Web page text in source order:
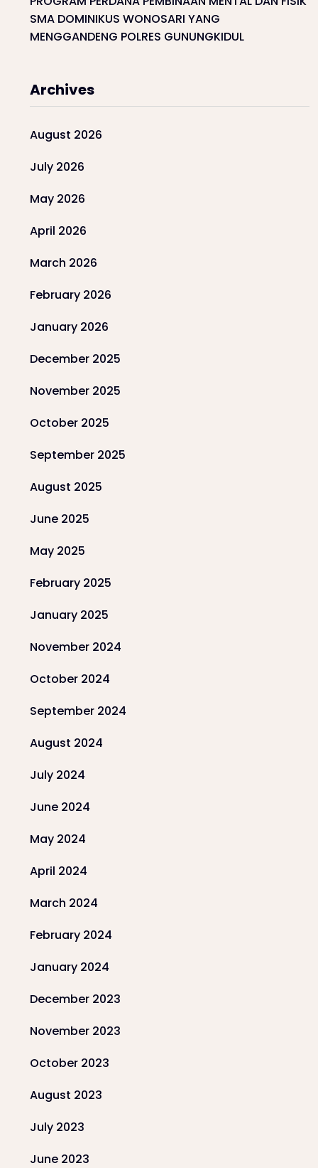
SMA DOMINIKUS WONOSARI YANG
MENGGANDENG POLRES GUNUNGKIDUL
Archives
August 2026
July 2026
May 2026
April 2026
March 2026
February 2026
January 2026
December 2025
November 2025
October 2025
September 2025
August 2025
June 2025
May 2025
February 2025
January 2025
November 2024
October 2024
September 2024
August 2024
July 2024
June 2024
May 2024
April 2024
March 2024
February 2024
January 2024
December 2023
November 2023
October 2023
August 2023
July 2023
June 2023